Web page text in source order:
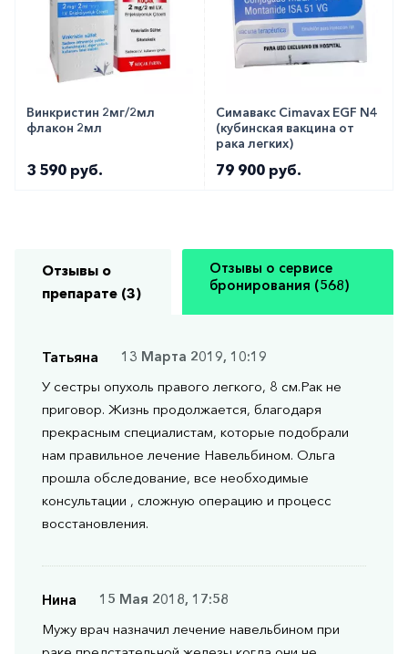
Винкристин 2мг/2мл
флакон 2мл
3 590 руб.
Симавакс Cimavax EGF N4
(кубинская вакцина от
рака легких)
79 900 руб.
Отзывы о
препарате (3)
Отзывы о сервисе
бронирования (568)
Татьяна
13 Марта 2019, 10:19
У сестры опухоль правого легкого, 8 см.Рак не
приговор. Жизнь продолжается, благодаря
прекрасным специалистам, которые подобрали
нам правильное лечение Навельбином. Ольга
прошла обследование, все необходимые
консультации , сложную операцию и процесс
восстановления.
Нина
15 Мая 2018, 17:58
Мужу врач назначил лечение навельбином при